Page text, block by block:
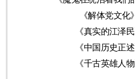
《解体党文化》
《真实的江泽民
《中国历史正述
《千古英雄人物